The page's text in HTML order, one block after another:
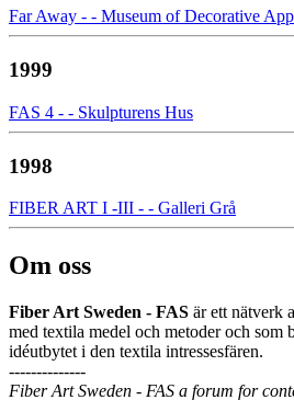
Far Away - - Museum of Decorative
1999
FAS 4 - - Skulpturens Hus
1998
FIBER ART I -III - - Galleri Grå
Om oss
Fiber Art Sweden - FAS är ett nätverk
med textila medel och metoder och som
idéutbytet i den textila intressesfären.
--------------
Fiber Art Sweden - FAS a forum for